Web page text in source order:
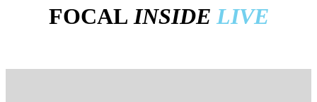
FOCAL INSIDE LIVE